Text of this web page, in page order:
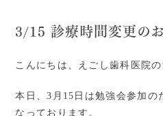
3/15 診療時間変更の
こんにちは、えごし歯科医院の
本日、3月15日は勉強会参加の
なっております。